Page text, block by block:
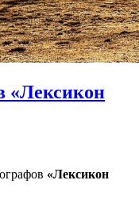
«Лексикон
«Лексикон